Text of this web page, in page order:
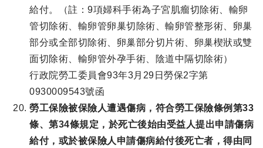
給付。（註：9項婦科手術為子宮肌瘤切除術、輸卵
管切除術、輸卵管卵巢切除術、輸卵管整形術、卵巢
部分或全部切除術、卵巢部分切片術、卵巢楔狀或雙
面切除術、輸卵管外孕手術、陰道中隔切除術）
行政院勞工委員會93年3月29日勞保2字第
0930009543號函
勞工保險被保險人遭遇傷病，符合勞工保險條例第33
條、第34條規定，於死亡後始由受益人提出申請傷病
給付，或於被保險人申請傷病給付後死亡者，得由同